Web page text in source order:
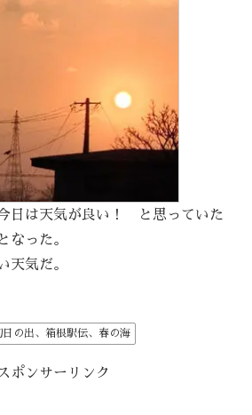
日は天気が良い！ と思っていた
なった。
天気だ。
日の出、箱根駅伝、春の海
スポンサーリンク